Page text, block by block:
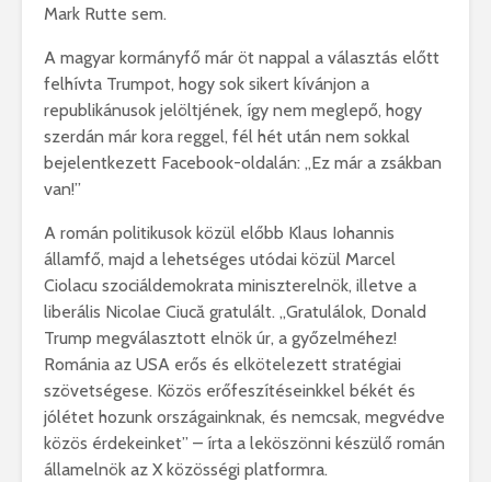
Mark Rutte sem.
A magyar kormányfő már öt nappal a választás előtt
felhívta Trumpot, hogy sok sikert kívánjon a
republikánusok jelöltjének, így nem meglepő, hogy
szerdán már kora reggel, fél hét után nem sokkal
bejelentkezett Facebook-oldalán: „Ez már a zsákban
van!”
A román politikusok közül előbb Klaus Iohannis
államfő, majd a lehetséges utódai közül Marcel
Ciolacu szociáldemokrata miniszterelnök, illetve a
liberális Nicolae Ciucă gratulált. „Gratulálok, Donald
Trump megválasztott elnök úr, a győzelméhez!
Románia az USA erős és elkötelezett stratégiai
szövetségese. Közös erőfeszítéseinkkel békét és
jólétet hozunk országainknak, és nemcsak, megvédve
közös érdekeinket” – írta a leköszönni készülő román
államelnök az X közösségi platformra.